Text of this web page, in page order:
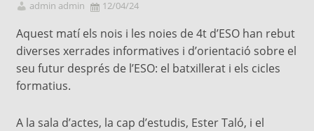
admin admin 12/04/24
Aquest matí els nois i les noies de 4t d’ESO han rebut
diverses xerrades informatives i d’orientació sobre el
seu futur després de l’ESO: el batxillerat i els cicles
formatius.
A la sala d’actes, la cap d’estudis, Ester Taló, i el